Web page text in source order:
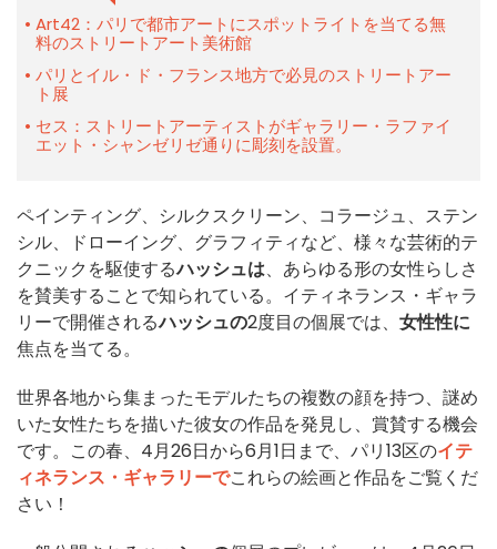
Art42：パリで都市アートにスポットライトを当てる無
料のストリートアート美術館
パリとイル・ド・フランス地方で必見のストリートアー
ト展
セス：ストリートアーティストがギャラリー・ラファイ
エット・シャンゼリゼ通りに彫刻を設置。
ペインティング、シルクスクリーン、コラージュ、ステン
シル、ドローイング、グラフィティなど、様々な芸術的テ
クニックを駆使するハッシュは、あらゆる形の女性らしさ
を賛美することで知られている。イティネランス・ギャラ
リーで開催されるハッシュの2度目の個展では、 女性性に
焦点を当てる。
世界各地から集まったモデルたちの複数の顔を持つ、謎め
いた女性たちを描いた彼女の作品を発見し、賞賛する機会
です。この春、4月26日から6月1日まで、パリ13区のイテ
ィネランス・ギャラリーでこれらの絵画と作品をご覧くだ
さい！